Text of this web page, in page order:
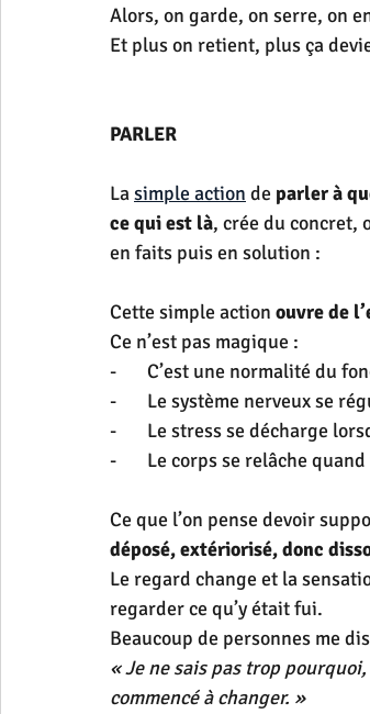
Alors, on garde, on serre, on
Et plus on retient, plus ça
PARLER
La simple action de parler à
ce qui est là, crée du concret,
en faits puis en solution :
Cette simple action ouvre de
Ce n’est pas magique :
-       C’est une normalité du
-       Le système nerveux se
-       Le stress se décharge
-       Le corps se relâche
Ce que l’on pense devoir
déposé, extériorisé, donc
Le regard change et la
regarder ce qu’y était fui.
Beaucoup de personnes me
« Je ne sais pas trop
commencé à changer. »